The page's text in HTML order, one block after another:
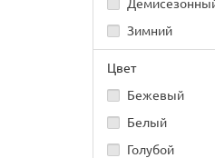
Зимний
Цвет
Бежевый
Белый
Голубой